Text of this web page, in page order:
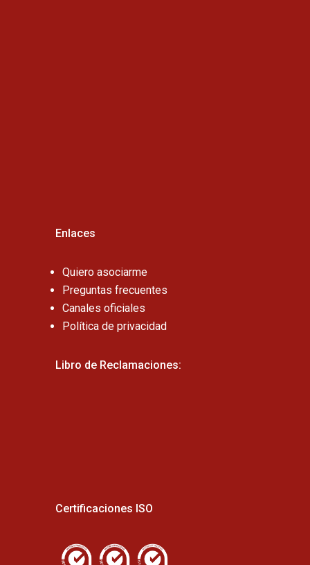
Enlaces
Quiero asociarme
Preguntas frecuentes
Canales oficiales
Política de privacidad
Libro de Reclamaciones:
Certificaciones ISO